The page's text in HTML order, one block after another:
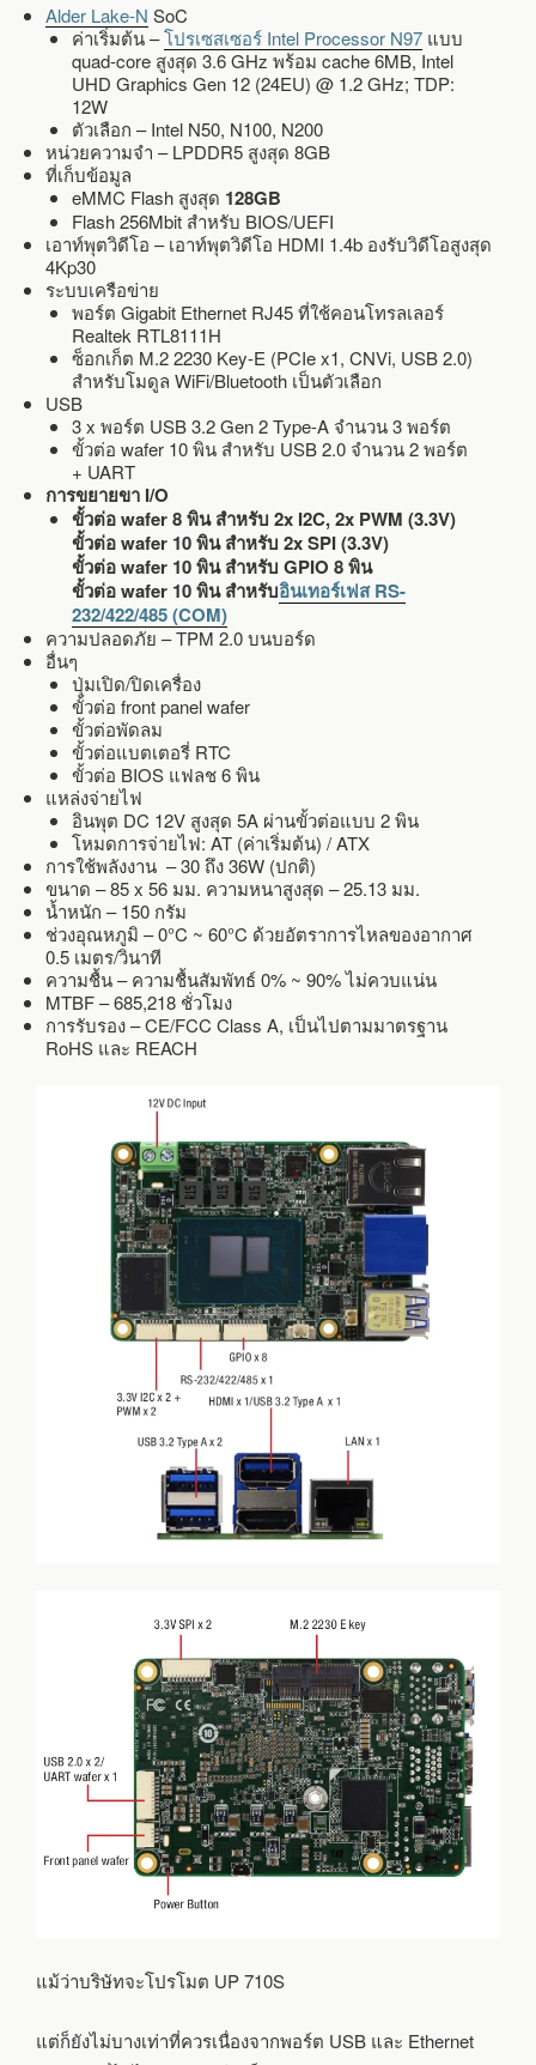
Alder Lake-N SoC
ค่าเริ่มต้น –โปรเซสเซอร์ Intel Processor N97 แบบ
quad-core สูงสุด 3.6 GHz พร้อม cache 6MB, Intel
UHD Graphics Gen 12 (24EU) @ 1.2 GHz; TDP:
12W
ตัวเลือก – Intel N50, N100, N200
หน่วยความจำ – LPDDR5 สูงสุด 8GB
ที่เก็บข้อมูล
eMMC Flash สูงสุด 128GB
Flash 256Mbit สำหรับ BIOS/UEFI
เอาท์พุตวิดีโอ – เอาท์พุตวิดีโอ HDMI 1.4b องรับวิดีโอสูงสุด
4Kp30
ระบบเครือข่าย
พอร์ต Gigabit Ethernet RJ45 ที่ใช้คอนโทรลเลอร์
Realtek RTL8111H
ซ็อกเก็ต M.2 2230 Key-E (PCIe x1, CNVi, USB 2.0)
สำหรับโมดูล WiFi/Bluetooth เป็นตัวเลือก
USB
3 x พอร์ต USB 3.2 Gen 2 Type-A จำนวน 3 พอร์ต
ขั้วต่อ wafer 10 พิน สำหรับ USB 2.0 จำนวน 2 พอร์ต
+ UART
การขยายขา I/O
ขั้วต่อ wafer 8 พิน สำหรับ 2x I2C, 2x PWM (3.3V)
ขั้วต่อ wafer 10 พิน สำหรับ 2x SPI (3.3V)
ขั้วต่อ wafer 10 พิน สำหรับ GPIO 8 พิน
ขั้วต่อ wafer 10 พิน สำหรับอินเทอร์เฟส RS-
232/422/485 (COM)
ความปลอดภัย – TPM 2.0 บนบอร์ด
อื่นๆ
ปุ่มเปิด/ปิดเครื่อง
ขั้วต่อ front panel wafer
ขั้วต่อพัดลม
ขั้วต่อแบตเตอรี่ RTC
ขั้วต่อ BIOS แฟลช 6 พิน
แหล่งจ่ายไฟ
อินพุต DC 12V สูงสุด 5A ผ่านขั้วต่อแบบ 2 พิน
โหมดการจ่ายไฟ: AT (ค่าเริ่มต้น) / ATX
การใช้พลังงาน – 30 ถึง 36W (ปกติ)
ขนาด – 85 x 56 มม. ความหนาสูงสุด – 25.13 มม.
น้ำหนัก – 150 กรัม
ช่วงอุณหภูมิ – 0°C ~ 60°C ด้วยอัตราการไหลของอากาศ
0.5 เมตร/วินาที
ความชื้น – ความชื้นสัมพัทธ์ 0% ~ 90% ไม่ควบแน่น
MTBF – 685,218 ชั่วโมง
การรับรอง – CE/FCC Class A, เป็นไปตามมาตรฐาน
RoHS และ REACH
แม้ว่าบริษัทจะโปรโมต UP 710S
แต่ก็ยังไม่บางเท่าที่ควรเนื่องจากพอร์ต USB และ Ethernet